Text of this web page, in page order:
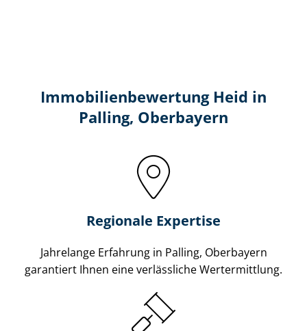
Immobilien­bewertung Heid in
Palling, Oberbayern
Regionale Expertise
Jahrelange Erfahrung in Palling, Oberbayern
garantiert Ihnen eine verlässliche Wertermittlung.